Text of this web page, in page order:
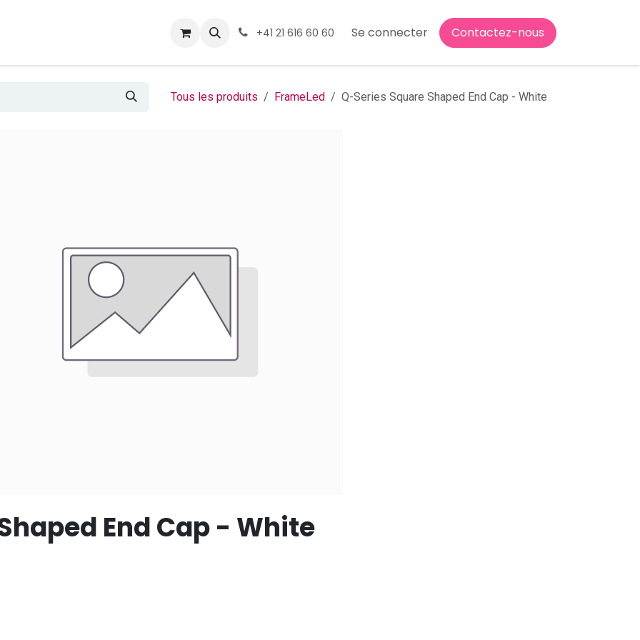
+41 21 616 60 60 Se connecter Contactez-nous
Tous les produits FrameLed Q-Series Square Shaped End Cap - White
End Cap - White